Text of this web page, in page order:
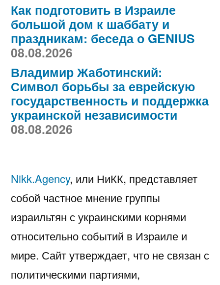
Как подготовить в Израиле
большой дом к шаббату и
праздникам: беседа о GENIUS
08.08.2026
Владимир Жаботинский:
Символ борьбы за еврейскую
государственность и поддержка
украинской независимости
08.08.2026
Nikk.Agency, или НиКК, представляет
собой частное мнение группы
израильтян с украинскими корнями
относительно событий в Израиле и
мире. Сайт утверждает, что не связан с
политическими партиями,